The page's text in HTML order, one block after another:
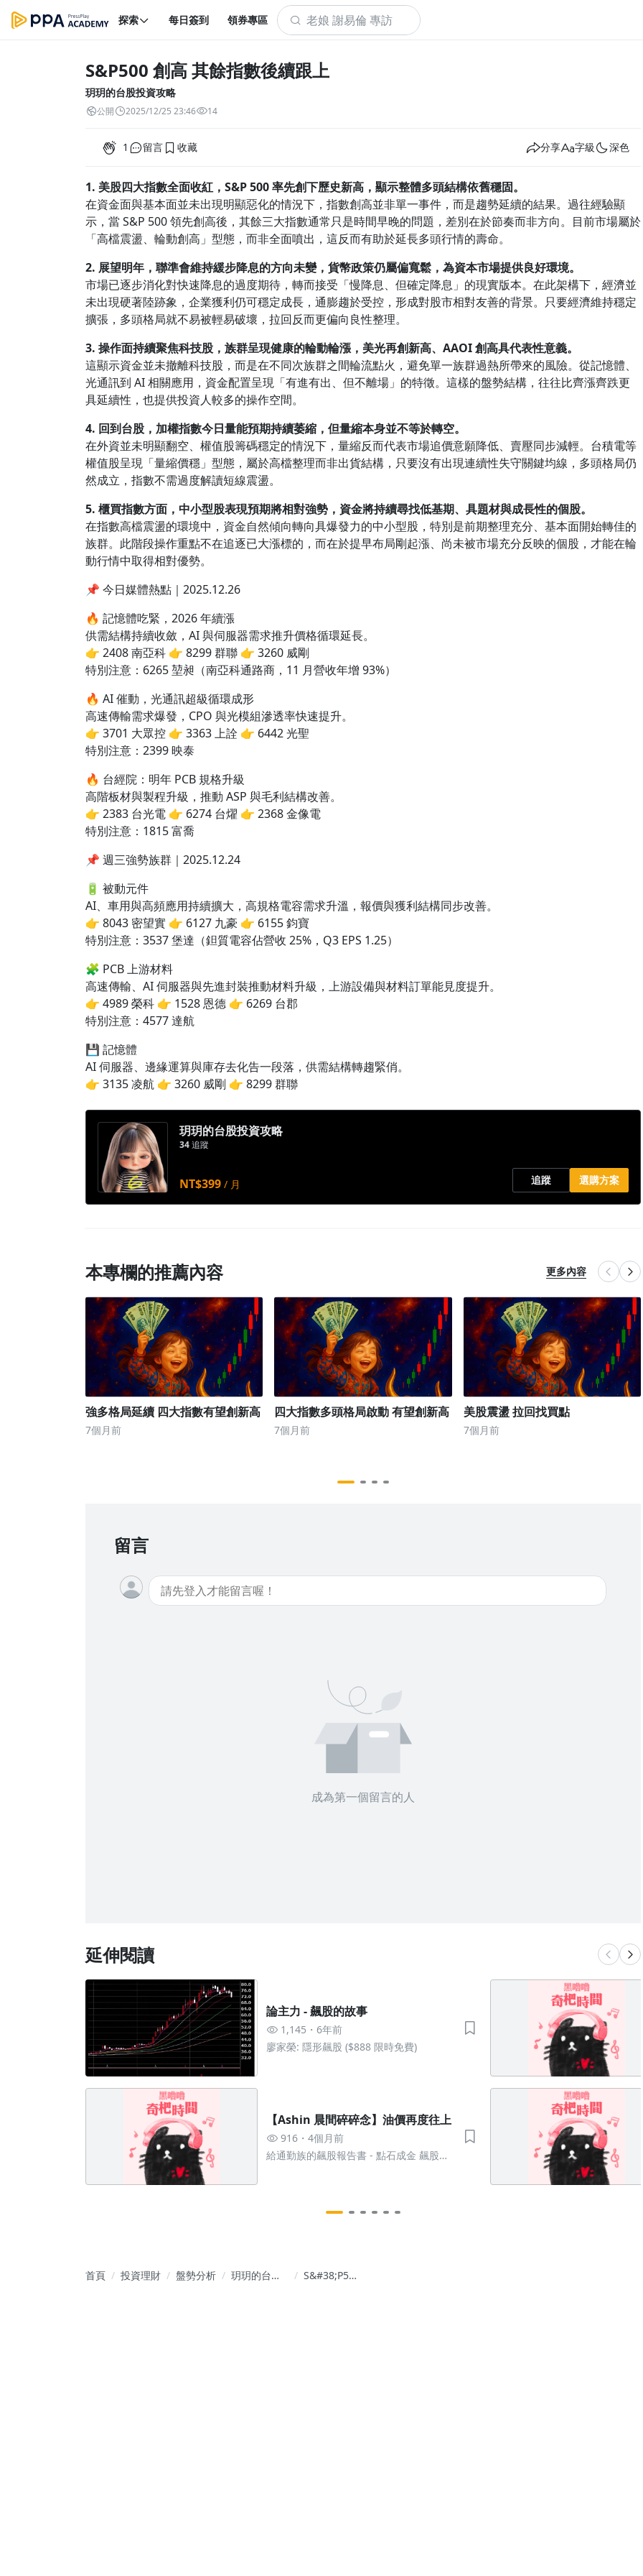
探索 每日簽到 領券專區
S&P500 創高 其餘指數後續跟上
玥玥的台股投資攻略
公開 2025/12/25 23:46 14
1 留言 收藏 分享 字級 深色
1. 美股四大指數全面收紅，S&P 500 率先創下歷史新高，顯示整體多頭結構依舊穩固。
在資金面與基本面並未出現明顯惡化的情況下，指數創高並非單一事件，而是趨勢延續的結果。過往經驗顯
示，當 S&P 500 領先創高後，其餘三大指數通常只是時間早晚的問題，差別在於節奏而非方向。目前市場屬於
「高檔震盪、輪動創高」型態，而非全面噴出，這反而有助於延長多頭行情的壽命。
2. 展望明年，聯準會維持緩步降息的方向未變，貨幣政策仍屬偏寬鬆，為資本市場提供良好環境。
市場已逐步消化對快速降息的過度期待，轉而接受「慢降息、但確定降息」的現實版本。在此架構下，經濟並
未出現硬著陸跡象，企業獲利仍可穩定成長，通膨趨於受控，形成對股市相對友善的背景。只要經濟維持穩定
擴張，多頭格局就不易被輕易破壞，拉回反而更偏向良性整理。
3. 操作面持續聚焦科技股，族群呈現健康的輪動輪漲，美光再創新高、AAOI 創高具代表性意義。
這顯示資金並未撤離科技股，而是在不同次族群之間輪流點火，避免單一族群過熱所帶來的風險。從記憶體、
光通訊到 AI 相關應用，資金配置呈現「有進有出、但不離場」的特徵。這樣的盤勢結構，往往比齊漲齊跌更
具延續性，也提供投資人較多的操作空間。
4. 回到台股，加權指數今日量能預期持續萎縮，但量縮本身並不等於轉空。
在外資並未明顯翻空、權值股籌碼穩定的情況下，量縮反而代表市場追價意願降低、賣壓同步減輕。台積電等
權值股呈現「量縮價穩」型態，屬於高檔整理而非出貨結構，只要沒有出現連續性失守關鍵均線，多頭格局仍
然成立，指數不需過度解讀短線震盪。
5. 櫃買指數方面，中小型股表現預期將相對強勢，資金將持續尋找低基期、具題材與成長性的個股。
在指數高檔震盪的環境中，資金自然傾向轉向具爆發力的中小型股，特別是前期整理充分、基本面開始轉佳的
族群。此階段操作重點不在追逐已大漲標的，而在於提早布局剛起漲、尚未被市場充分反映的個股，才能在輪
動行情中取得相對優勢。
📌 今日媒體熱點｜2025.12.26
🔥 記憶體吃緊，2026 年續漲
供需結構持續收斂，AI 與伺服器需求推升價格循環延長。
👉 2408 南亞科 👉 8299 群聯 👉 3260 威剛
特別注意：6265 堃昶（南亞科通路商，11 月營收年增 93%）
🔥 AI 催動，光通訊超級循環成形
高速傳輸需求爆發，CPO 與光模組滲透率快速提升。
👉 3701 大眾控 👉 3363 上詮 👉 6442 光聖
特別注意：2399 映泰
🔥 台經院：明年 PCB 規格升級
高階板材與製程升級，推動 ASP 與毛利結構改善。
👉 2383 台光電 👉 6274 台燿 👉 2368 金像電
特別注意：1815 富喬
📌 週三強勢族群｜2025.12.24
🔋 被動元件
AI、車用與高頻應用持續擴大，高規格電容需求升溫，報價與獲利結構同步改善。
👉 8043 密望實 👉 6127 九豪 👉 6155 鈞寶
特別注意：3537 堡達（鉭質電容佔營收 25%，Q3 EPS 1.25）
🧩 PCB 上游材料
高速傳輸、AI 伺服器與先進封裝推動材料升級，上游設備與材料訂單能見度提升。
👉 4989 榮科 👉 1528 恩德 👉 6269 台郡
特別注意：4577 達航
💾 記憶體
AI 伺服器、邊緣運算與庫存去化告一段落，供需結構轉趨緊俏。
👉 3135 凌航 👉 3260 威剛 👉 8299 群聯
玥玥的台股投資攻略
34追蹤
NT$399 / 月 追蹤 選購方案
本專欄的推薦內容 更多內容
強多格局延續 四大指數有望創新高
7個月前
四大指數多頭格局啟動 有望創新高
7個月前
美股震盪 拉回找買點
7個月前
留言
成為第一個留言的人
延伸閱讀
論主力 - 飆股的故事
1,145
6年前
廖家榮: 隱形飆股 ($888 限時免費)
【Ashin 晨間碎碎念】油價再度往上
916
4個月前
給通勤族的飆股報告書 - 點石成金 飆股輕
首頁 投資理財 盤勢分析
玥玥的台股
S&#38;P500